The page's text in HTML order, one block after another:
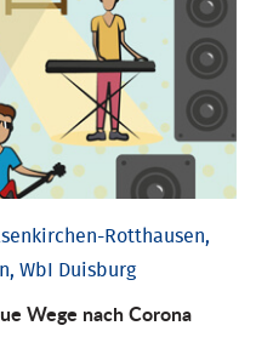
Rotthausen,
WbI Duisburg
Wege nach Corona